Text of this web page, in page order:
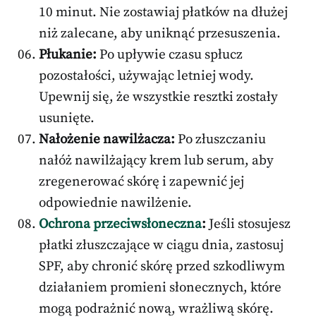
10 minut. Nie zostawiaj płatków na dłużej
niż zalecane, aby uniknąć przesuszenia.
Płukanie: Po upływie czasu spłucz
pozostałości, używając letniej wody.
Upewnij się, że wszystkie resztki zostały
usunięte.
Nałożenie nawilżacza: Po złuszczaniu
nałóż nawilżający krem lub serum, aby
zregenerować skórę i zapewnić jej
odpowiednie nawilżenie.
Ochrona przeciwsłoneczna: Jeśli stosujesz
płatki złuszczające w ciągu dnia, zastosuj
SPF, aby chronić skórę przed szkodliwym
działaniem promieni słonecznych, które
mogą podrażnić nową, wrażliwą skórę.